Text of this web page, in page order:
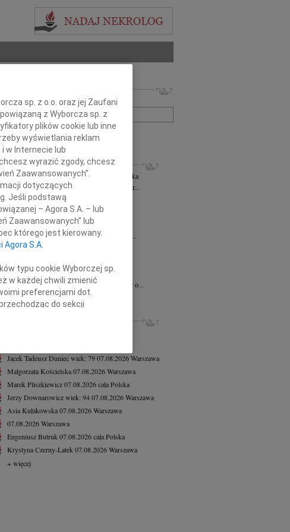
i nazwisko lub numer ogłoszenia:
+ szukanie zaawansowane
NEKROLOGI
Małgorzata Kościelska06.08.2026
cała Polska
Z głębokim smutkiem żegnam Panią Profesor...
Marta Rytel 31.07.2026
Z głębokim żalem w sercu żegnamy naszą...
Stanisław Gomułka 27.07.2026
Z głębokim żalem przyjęliśmy wiadomość o...
Adam Pilecki
Zdzisław Gajda12.06.2026 cała Polska
Z wielkim smutkiem przyjęliśmy wiadomość o...
+ więcej
Jacek Tadeusz Duniecwiek: 7907.08.2026Warszawa
Małgorzata Kościelska07.08.2026Warszawa
Marek Pliszkiewicz07.08.2026cała Polska
Jerzy Downarowiczwiek: 9407.08.2026Warszawa
Asia Kułakowska07.08.2026Warszawa
07.08.2026Warszawa
Eugeniusz Butruk 07.08.2026cała Polska
Krystyna Czerny-Latek 07.08.2026Warszawa
+ więcej
sp. z o.o. oraz jej Zaufani
z Wyborcza sp. z
plików cookie lub inne
wyświetlania reklam
w Internecie lub
wyrazić zgody, chcesz
Zaawansowanych”.
dotyczących
Jeśli podstawą
– Agora S.A. – lub
Zaawansowanych” lub
którego jest kierowany.
S.A.
typu cookie Wyborczej sp.
w każdej chwili zmienić
preferencjami dot.
do sekcji
ustawień przeglądarki.
celach:
do celów identyfikacji.
i treści, pomiar reklam i